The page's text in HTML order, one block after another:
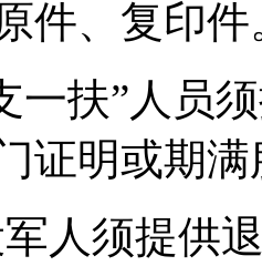
件、复印件
一扶”人员
证明或期
军人须提供